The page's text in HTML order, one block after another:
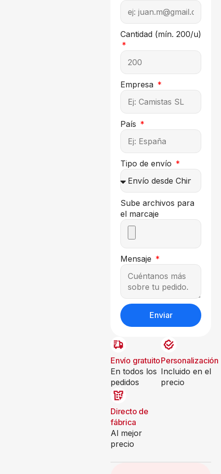
Cantidad (mín. 200/u)
Empresa
País
Tipo de envío
Sube archivos para
el marcaje
Mensaje
Enviar
Envío gratuito
En todos los
pedidos
Personalización
Incluido en el
precio
Directo de
fábrica
Al mejor
precio